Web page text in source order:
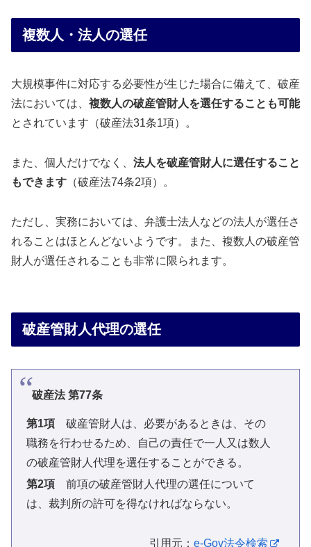
複数人・法人の選任
大規模事件に対応する必要性が生じた場合に備えて、破産
法においては、 複数人の破産管財人を選任することも可能
とされています（破産法31条1項）。
また、個人だけでなく、 法人を破産管財人に選任すること
もできます （破産法74条2項）。
ただし、実務においては、弁護士法人などの法人が選任さ
れることはほとんどないようです。また、複数人の破産管
財人が選任されることも非常に限られます。
破産管財人代理の選任
破産法 第77条
第1項 破産管財人は、必要があるときは、その
職務を行わせるため、自己の責任で一人又は数人
の破産管財人代理を選任することができる。
第2項 前項の破産管財人代理の選任について
は、裁判所の許可を得なければならない。
引用元：e-Gov法令検索